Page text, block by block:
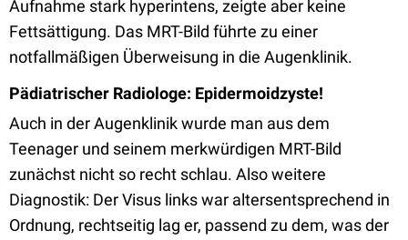
Aufnahme stark hyperintens, zeigte aber keine
Fettsättigung. Das MRT-Bild führte zu einer
notfallmäßigen Überweisung in die Augenklinik.
Pädiatrischer Radiologe: Epidermoidzyste!
Auch in der Augenklinik wurde man aus dem
Teenager und seinem merkwürdigen MRT-Bild
zunächst nicht so recht schlau. Also weitere
Diagnostik: Der Visus links war altersentsprechend in
Ordnung, rechtseitig lag er, passend zu dem, was der